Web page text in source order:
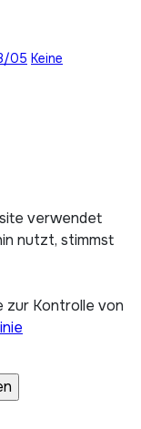
05 Keine
verwendet
nutzt, stimmst
zur Kontrolle von